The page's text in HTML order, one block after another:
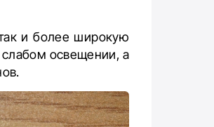
и более широкую
слабом освещении, а